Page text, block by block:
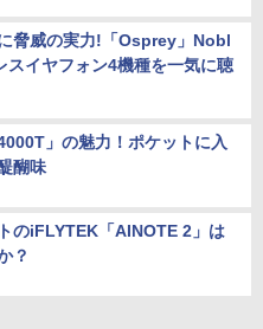
脅威の実力!「Osprey」Nobl
イヤフォン4機種を一気に聴
」の魅力！ポケットに入
醐味
のiFLYTEK「AINOTE 2」は
？